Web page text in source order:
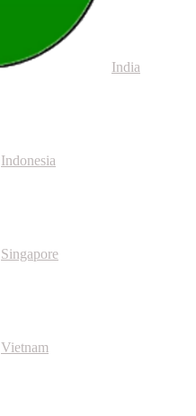
India
Indonesia
Singapore
Vietnam